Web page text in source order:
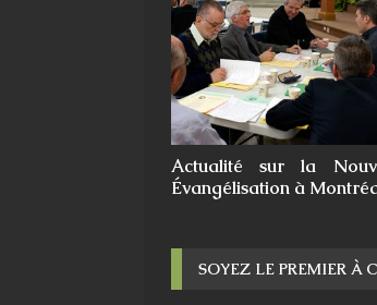
Actualité sur la
Évangélisation à
SOYEZ LE PREMIER À